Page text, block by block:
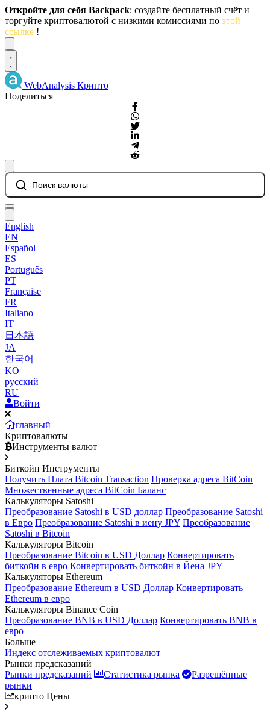
Откройте для себя Backpack: создайте бесплатный счёт и
торгуйте криптовалютой с низкими комиссиями по этой
ссылке !
WebAnalysis Крипто
Поделиться
Поиск валюты
English
EN
Español
ES
Português
PT
Française
FR
Italiano
IT
日本語
JA
한국어
KO
русский
RU
Войти
главный
Криптовалюты
Инструменты валют
Биткойн Инструменты
Получить Плата Bitcoin Transaction Проверка адреса BitCoin
Множественные адреса BitCoin Баланс
Калькуляторы Satoshi
Преобразование Satoshi в USD доллар Преобразование Satoshi
в Евро Преобразование Satoshi в иену JPY Преобразование
Satoshi в Bitcoin
Калькуляторы Bitcoin
Преобразование Bitcoin в USD Доллар Конвертировать
биткойн в евро Конвертировать биткойн в Йена JPY
Калькуляторы Ethereum
Преобразование Ethereum в USD Доллар Конвертировать
Ethereum в евро
Калькуляторы Binance Coin
Преобразование BNB в USD Доллар Конвертировать BNB в
евро
Больше
Индекс отслеживаемых криптовалют
Рынки предсказаний
Рынки предсказаний
Статистика рынка
Разрешённые
рынки
крипто Цены